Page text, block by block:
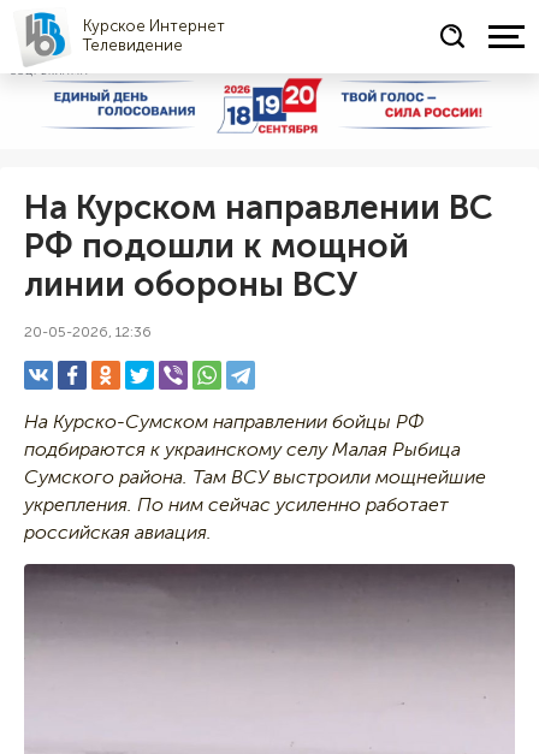
Курское Интернет
Телевидение
СОЦРЕКЛАМА
На Курском направлении ВС
РФ подошли к мощной
линии обороны ВСУ
20-05-2026, 12:36
На Курско-Сумском направлении бойцы РФ
подбираются к украинскому селу Малая Рыбица
Сумского района. Там ВСУ выстроили мощнейшие
укрепления. По ним сейчас усиленно работает
российская авиация.